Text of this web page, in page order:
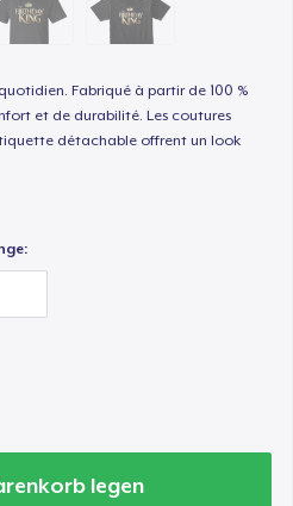
Fabriqué à partir de 100 %
et de durabilité. Les coutures
détachable offrent un look
legen